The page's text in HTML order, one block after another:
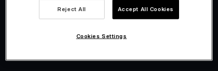
Фискализация
Reject All Accept All Cookies
Cookies Settings